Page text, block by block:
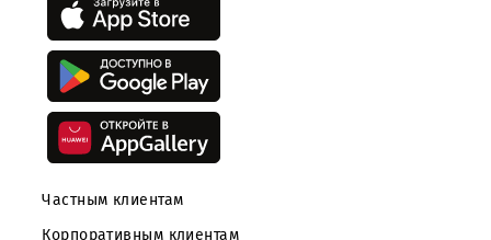
Скачайте приложение Mobiuz